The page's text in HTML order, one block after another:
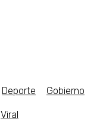
Deporte Gobierno
Viral